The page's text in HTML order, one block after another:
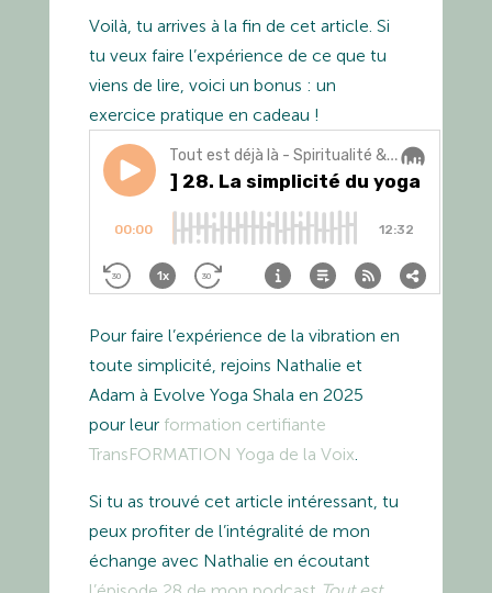
Voilà, tu arrives à la fin de cet article. Si
tu veux faire l’expérience de ce que tu
viens de lire, voici un bonus : un
exercice pratique en cadeau !
Pour faire l’expérience de la vibration en
toute simplicité, rejoins Nathalie et
Adam à Evolve Yoga Shala en 2025
pour leur formation certifiante
TransFORMATION Yoga de la Voix.
Si tu as trouvé cet article intéressant, tu
peux profiter de l’intégralité de mon
échange avec Nathalie en écoutant